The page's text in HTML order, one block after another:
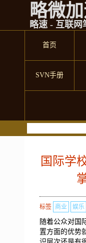
略微
略速 - 互联网
首页
SVN手册
国际学
标签 商业 娱乐
随着公众对国
置方面的优势